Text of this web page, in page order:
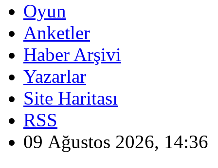
Oyun
Anketler
Haber Arşivi
Yazarlar
Site Haritası
RSS
09 Ağustos 2026, 14:36